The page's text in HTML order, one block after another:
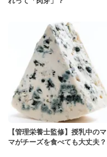
【管理栄養士監修】授乳中のマ
マがチーズを食べても大丈夫？